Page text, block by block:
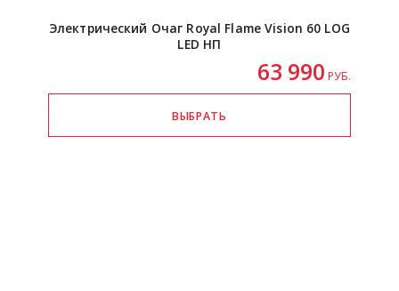
Электрический Очаг Royal Flame Vision 60 LOG
LED НП
63 990 РУБ.